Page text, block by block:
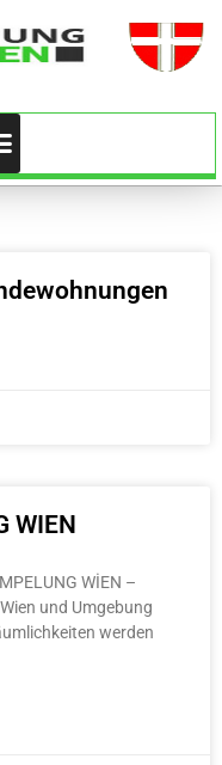
WIEN
WİEN –
und Umgebung
werden